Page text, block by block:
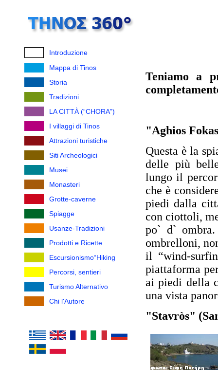
Introduzione
Mappa di Tinos
Storia
Tradizioni
LA CITTÀ (“CHORA”)
I villaggi di Tinos
Attrazioni turistiche
Siti Archeologici
Musei
Monasteri
Grotte-caverne
Spiagge
Usanze-Tradizioni
Prodotti e Ricette
Escursionismo“Hiking
Percorsi, sentieri
Turismo Alternativo
Chi l'Autore
Teniamo a
"Aghios
Questa è la
delle più
lungo il
che è
piedi dalla
con ciottoli,
po` d`
ombrelloni,
il “wind-
piattaforma
ai piedi della
una vista
"Stavròs"